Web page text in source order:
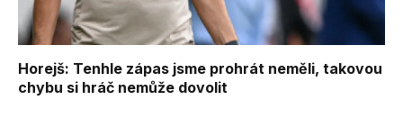
Horejš: Tenhle zápas jsme prohrát neměli, takovou
chybu si hráč nemůže dovolit